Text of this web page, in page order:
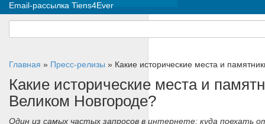
Email-рассылка Tiens4Ever
Главная » Пресс-релизы » Какие исторические места и
Какие исторические места и
Великом Новгороде?
Один из самых частых запросов в интернете: куда поехать